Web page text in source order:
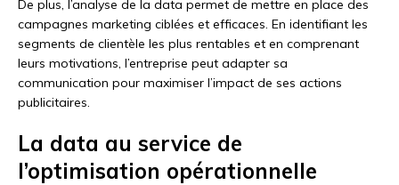
De plus, l’analyse de la data permet de mettre en place des
campagnes marketing ciblées et efficaces. En identifiant les
segments de clientèle les plus rentables et en comprenant
leurs motivations, l’entreprise peut adapter sa
communication pour maximiser l’impact de ses actions
publicitaires.
La data au service de
l’optimisation opérationnelle